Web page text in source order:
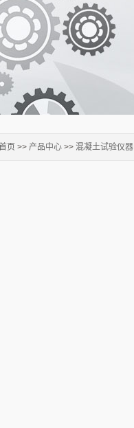
页 >> 产品中心 >> 混凝土试验仪器